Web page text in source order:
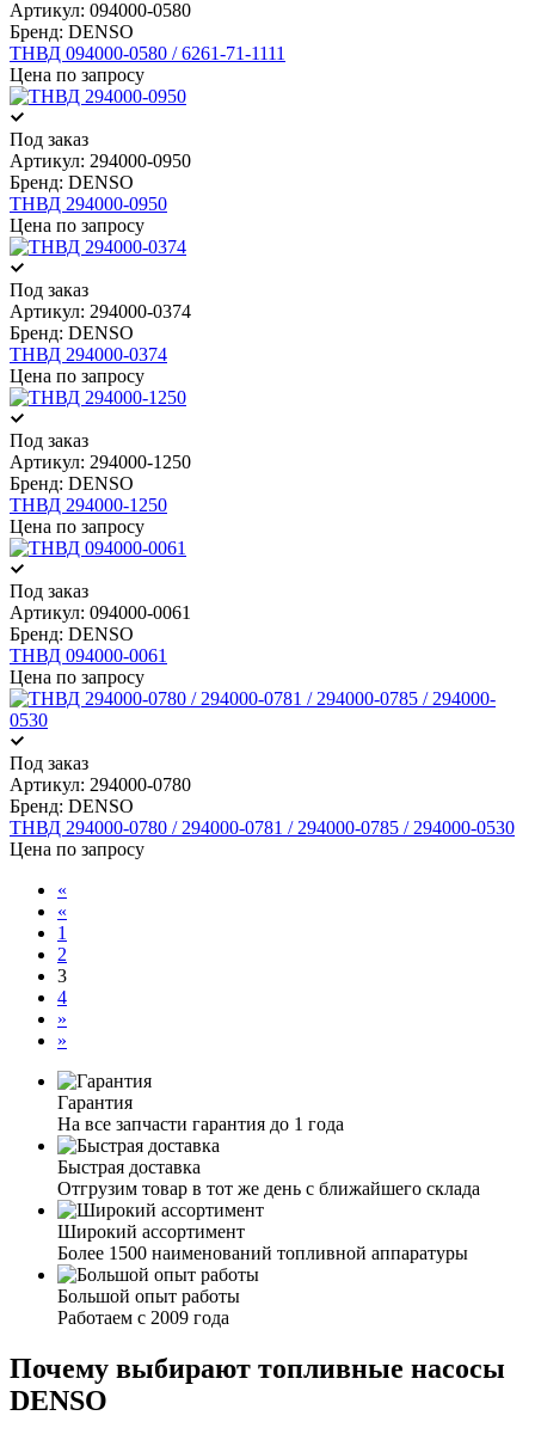
Артикул: 094000-0580
Бренд: DENSO
ТНВД 094000-0580 / 6261-71-1111
Цена по запросу
Под заказ
Артикул: 294000-0950
Бренд: DENSO
ТНВД 294000-0950
Цена по запросу
Под заказ
Артикул: 294000-0374
Бренд: DENSO
ТНВД 294000-0374
Цена по запросу
Под заказ
Артикул: 294000-1250
Бренд: DENSO
ТНВД 294000-1250
Цена по запросу
Под заказ
Артикул: 094000-0061
Бренд: DENSO
ТНВД 094000-0061
Цена по запросу
Под заказ
Артикул: 294000-0780
Бренд: DENSO
ТНВД 294000-0780 / 294000-0781 / 294000-0785 / 294000-0530
Цена по запросу
«
«
1
2
3
4
»
»
Гарантия
На все запчасти гарантия до 1 года
Быстрая доставка
Отгрузим товар в тот же день с ближайшего склада
Широкий ассортимент
Более 1500 наименований топливной аппаратуры
Большой опыт работы
Работаем с 2009 года
Почему выбирают топливные насосы
DENSO